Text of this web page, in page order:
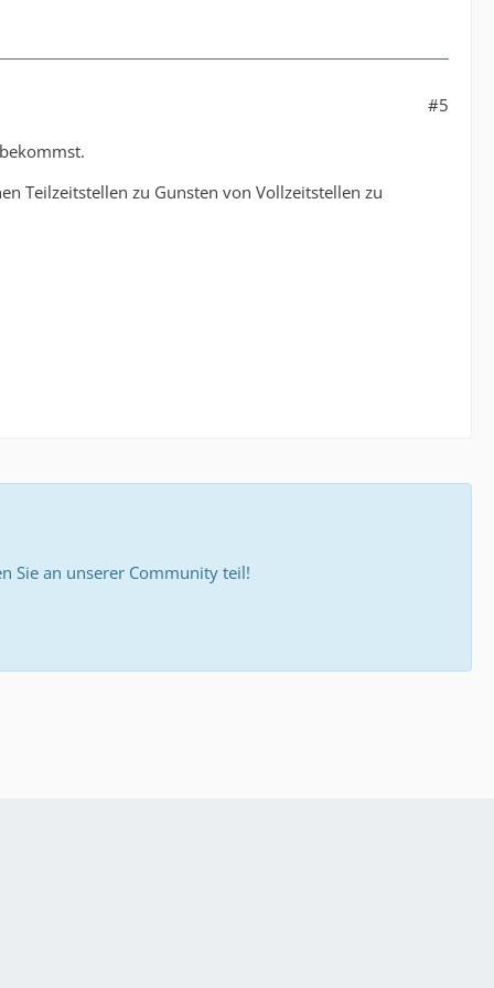
#5
Teilzeitstellen zu Gunsten von Vollzeitstellen zu
Sie an unserer Community teil!